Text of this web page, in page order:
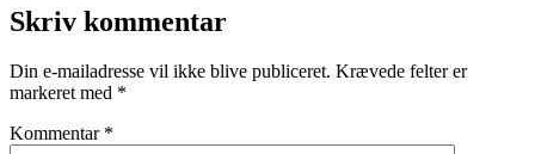
Skriv kommentar
Din e-mailadresse vil ikke blive publiceret. Krævede felter er
markeret med *
Kommentar *